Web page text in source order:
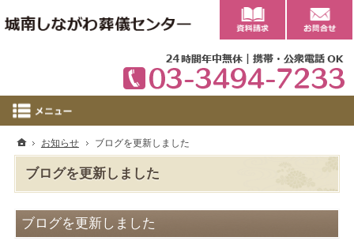
ブログを更新しました
ブログを更新しました
ホーム
お知らせ ブログを更新しました